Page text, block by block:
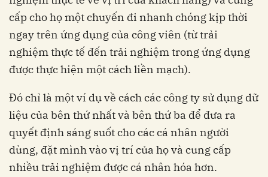
cấp cho họ một chuyến đi nhanh chóng kịp thời
ngay trên ứng dụng của công viên (từ trải
nghiệm thực tế đến trải nghiệm trong ứng dụng
được thực hiện một cách liền mạch).
Đó chỉ là một ví dụ về cách các công ty sử dụng dữ
liệu của bên thứ nhất và bên thứ ba để đưa ra
quyết định sáng suốt cho các cá nhân người
dùng, đặt mình vào vị trí của họ và cung cấp
nhiều trải nghiệm được cá nhân hóa hơn.